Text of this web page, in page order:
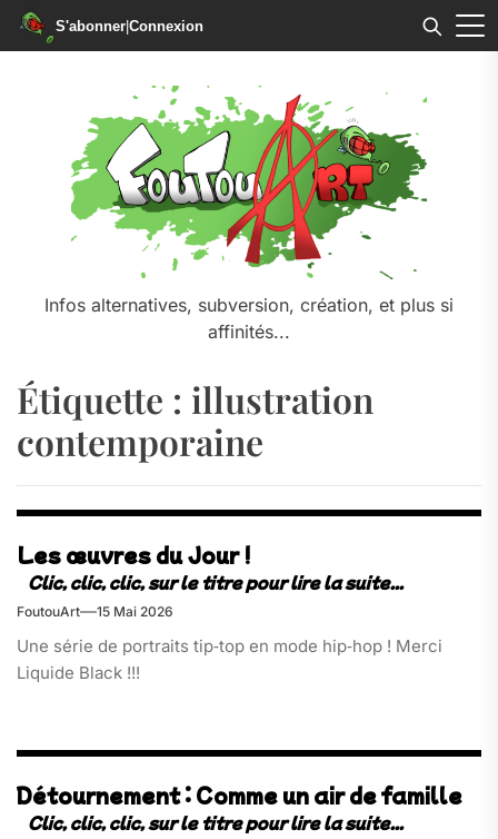
S'abonner|Connexion
Infos alternatives, subversion, création, et plus si
affinités...
Étiquette : illustration
contemporaine
Les œuvres du Jour !
FoutouArt 15 Mai 2026
Une série de portraits tip‑top en mode hip‑hop ! Merci
Liquide Black !!!
Détournement : Comme un air de famille